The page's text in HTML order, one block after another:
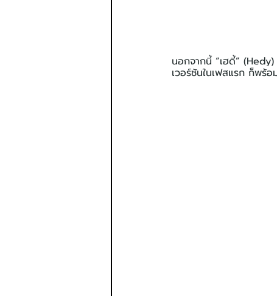
นอกจากนี้ “เฮดี้”
เวอร์ชันในเฟสแรก ก็พร้